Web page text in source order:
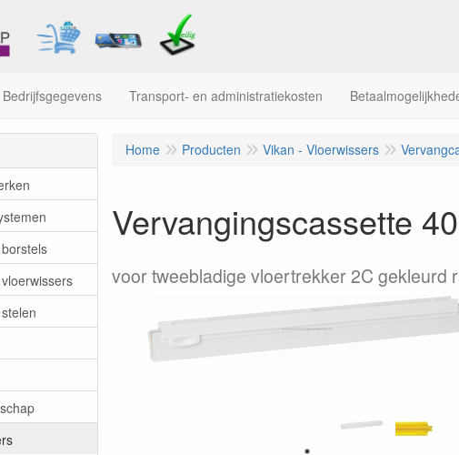
Bedrijfsgegevens Transport- en administratiekosten
Home Producten Vikan - Vloerwissers
Vervangingscassette
voor tweebladige vloertrekker 2C gekleurd